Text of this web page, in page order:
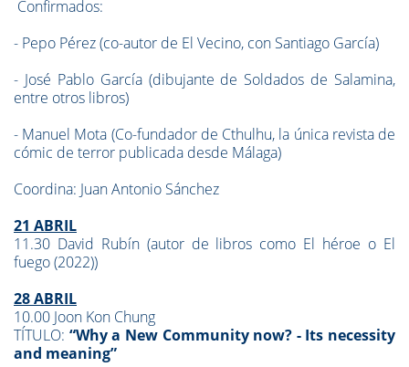
Confirmados:
- Pepo Pérez (co-autor de El Vecino, con Santiago García)
- José Pablo García (dibujante de Soldados de Salamina,
entre otros libros)
- Manuel Mota (Co-fundador de Cthulhu, la única revista de
cómic de terror publicada desde Málaga)
Coordina: Juan Antonio Sánchez
21 ABRIL
11.30 David Rubín (autor de libros como El héroe o El
fuego (2022))
28 ABRIL
10.00 Joon Kon Chung
TÍTULO: “Why a New Community now? - Its necessity
and meaning”